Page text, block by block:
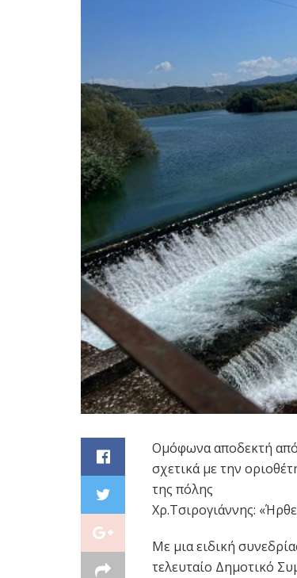
Ομόφωνα αποδεκτή
σχετικά με την
της πόλης
Χρ.Τσιρογιάννης:
Με μια ειδική
τελευταίο Δημοτικό